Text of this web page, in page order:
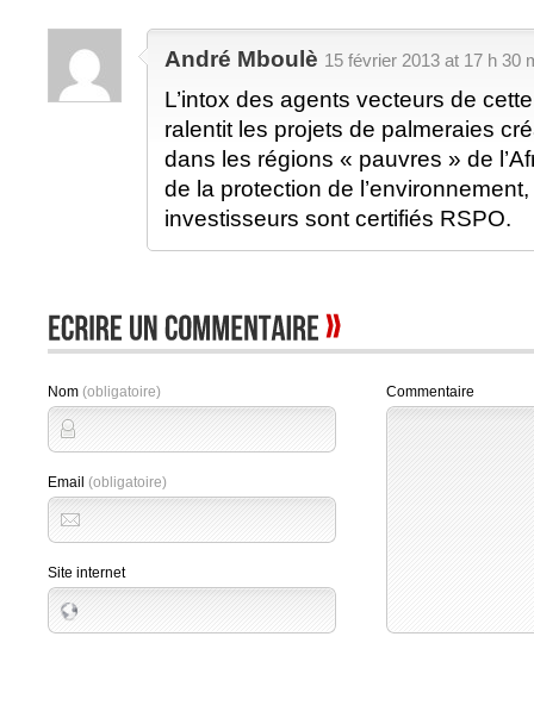
André Mboulè 15 février 2013 at 17 h 30
L’intox des agents vecteurs de
ralentit les projets de palmeraies
dans les régions « pauvres » de
de la protection de
investisseurs sont certifiés RSPO.
Nom (obligatoire)
Email (obligatoire)
Site internet
Commentaire